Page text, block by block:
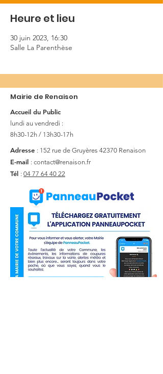
Heure et lieu
30 juin 2023, 16:30
Salle La Parenthèse
Mairie de Renaison
Accueil du Public
lundi au vendredi :
8h30-12h / 13h30-17h
Adresse : 152 rue de Gruyères 42370 Renaison
E-mail : contact@renaison.fr
Tél : 04 77 64 40 22